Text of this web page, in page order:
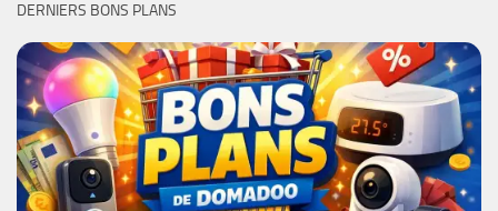
DERNIERS BONS PLANS